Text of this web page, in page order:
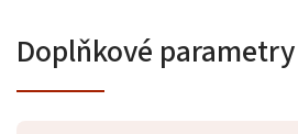
Doplňkové parametry